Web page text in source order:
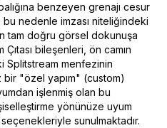
benzeyen grenajı cesur
nedenle imzası niteliğindeki
tam doğru görsel dokunuşa
bileşenleri, ön camın
Splitstream menfezinin
"özel yapım" (custom)
işlenmiş olan bu
yönünüze uyum
sunulmaktadır.